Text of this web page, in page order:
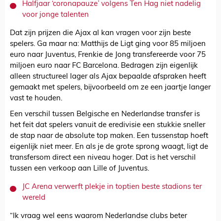
Halfjaar ‘coronapauze’ volgens Ten Hag niet nadelig
voor jonge talenten
Dat zijn prijzen die Ajax al kan vragen voor zijn beste
spelers. Ga maar na: Matthijs de Ligt ging voor 85 miljoen
euro naar Juventus, Frenkie de Jong transfereerde voor 75
miljoen euro naar FC Barcelona. Bedragen zijn eigenlijk
alleen structureel lager als Ajax bepaalde afspraken heeft
gemaakt met spelers, bijvoorbeeld om ze een jaartje langer
vast te houden.
Een verschil tussen Belgische en Nederlandse transfer is
het feit dat spelers vanuit de eredivisie een stukkie sneller
de stap naar de absolute top maken. Een tussenstap hoeft
eigenlijk niet meer. En als je de grote sprong waagt, ligt de
transfersom direct een niveau hoger. Dat is het verschil
tussen een verkoop aan Lille of Juventus.
JC Arena verwerft plekje in toptien beste stadions ter
wereld
“Ik vraag wel eens waarom Nederlandse clubs beter